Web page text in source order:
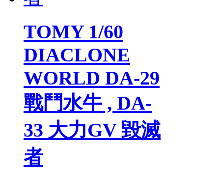
TOMY 1/60
DIACLONE
WORLD DA-29
戰鬥水牛 , DA-
33 大力GV 毀滅
者